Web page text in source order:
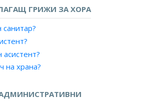
асансьор?
доставчик (ръчно)?
печата?
ГРИЖИ ЗА ХОРА
на храна?